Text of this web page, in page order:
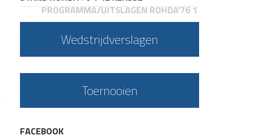
PROGRAMMA/UITSLAGEN ROHDA'76 1
Wedstrijdverslagen
Toernooien
FACEBOOK